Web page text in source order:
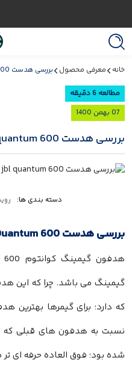
خانه معرفی محصول بررسی هدست jbl quantum 600
مطالعه 6 دقیقه
07 بهمن 1400
بررسی هدست jbl quantum 600
دسته بندی ها:
بررسی هدست JBL Quantum 600
گیمینگ می باشد. چرا که این
که دارد؛ برای گیمرها
شده بود؛ فوق العاده حرفه ای